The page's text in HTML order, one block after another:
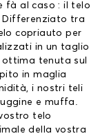
fà al caso : il telo
Differenziato tra
copriauto per
in un taglio
ottima tenuta sul
in maglia
i nostri teli
e muffa.
telo
della vostra